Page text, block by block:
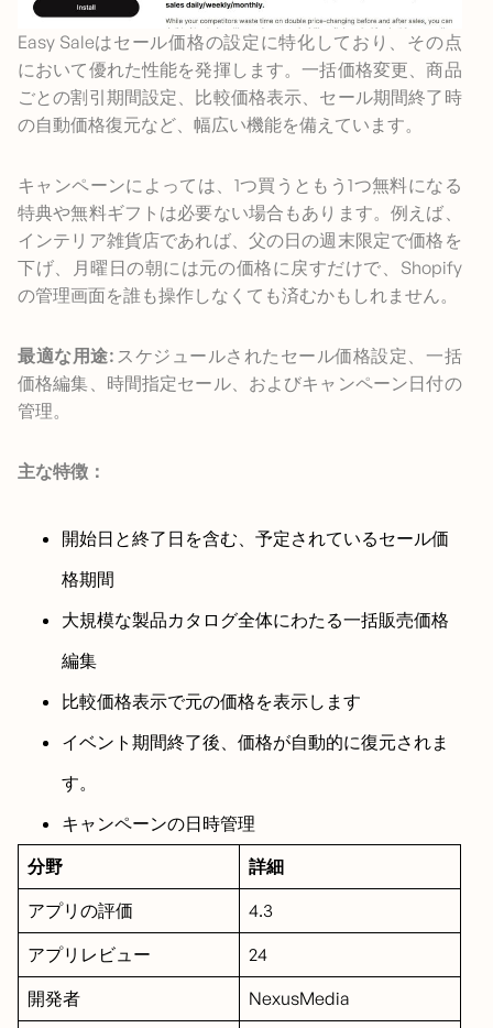
Easy Saleはセール価格の設定に特化しており、その点
において優れた性能を発揮します。一括価格変更、商品
ごとの割引期間設定、比較価格表示、セール期間終了時
の自動価格復元など、幅広い機能を備えています。
キャンペーンによっては、1つ買うともう1つ無料になる
特典や無料ギフトは必要ない場合もあります。例えば、
インテリア雑貨店であれば、父の日の週末限定で価格を
下げ、月曜日の朝には元の価格に戻すだけで、Shopify
の管理画面を誰も操作しなくても済むかもしれません。
最適な用途:スケジュールされたセール価格設定、一括
価格編集、時間指定セール、およびキャンペーン日付の
管理。
主な特徴：
開始日と終了日を含む、予定されているセール価
格期間
大規模な製品カタログ全体にわたる一括販売価格
編集
比較価格表示で元の価格を表示します
イベント期間終了後、価格が自動的に復元されま
す。
キャンペーンの日時管理
分野
詳細
アプリの評価
4.3
アプリレビュー
24
開発者
NexusMedia